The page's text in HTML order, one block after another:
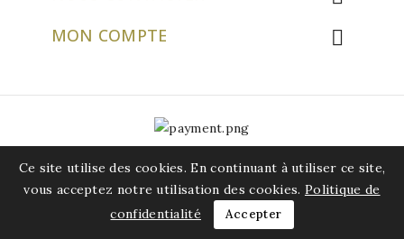
Ce site utilise des cookies. En continuant à utiliser ce site,
vous acceptez notre utilisation des cookies. Politique de
confidentialité
Accepter
MON COMPTE 
© 2026 - Logiciel e-commerce par atablecreation.com